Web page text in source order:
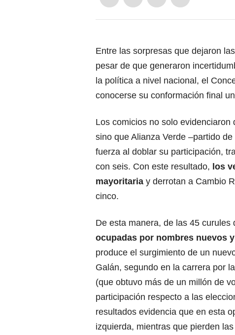
Entre las sorpresas que dejaron
pesar de que generaron
la política a nivel nacional, el
conocerse su conformación final
Los comicios no solo
sino que Alianza Verde –partido de
fuerza al doblar su participación,
con seis. Con este resultado, los
mayoritaria y derrotan a Cambio
cinco.
De esta manera, de las 45 curules
ocupadas por nombres nuevos
produce el surgimiento de un
Galán, segundo en la carrera por
(que obtuvo más de un millón de
participación respecto a las
resultados evidencia que en esta
izquierda, mientras que pierden